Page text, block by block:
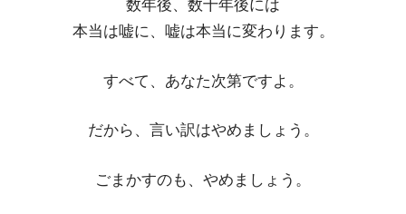
数年後、数十年後には
本当は嘘に、嘘は本当に変わります。
すべて、あなた次第ですよ。
だから、言い訳はやめましょう。
ごまかすのも、やめましょう。